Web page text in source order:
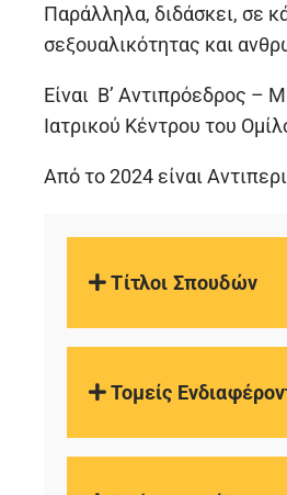
Παράλληλα, διδάσκει, σε
σεξουαλικότητας και
Είναι Β’ Αντιπρόεδρος –
Ιατρικού Κέντρου του
Από το 2024 είναι
Τίτλοι Σπουδών
Τομείς